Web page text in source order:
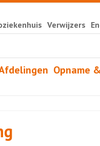
Opname
Verwijzers